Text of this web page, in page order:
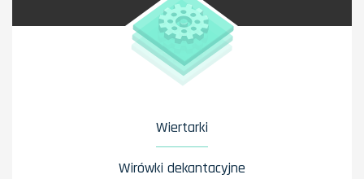
Wiertarki
Wirówki dekantacyjne